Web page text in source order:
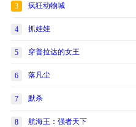
3 疯狂动物城
4 抓娃娃
5 穿普拉达的女王
6 落凡尘
7 默杀
8 航海王：强者天下